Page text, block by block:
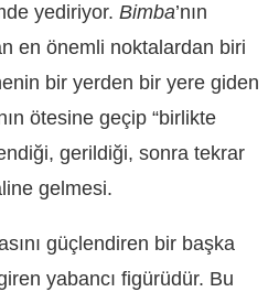
yediriyor. Bimba’nın
en önemli noktalardan biri
bir yerden bir yere giden
ötesine geçip “birlikte
gerildiği, sonra tekrar
gelmesi.
güçlendiren bir başka
yabancı figürüdür. Bu